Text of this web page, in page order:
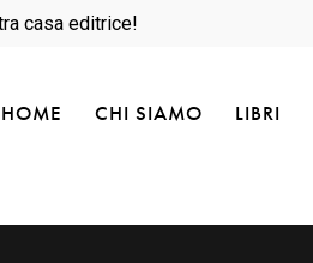
casa editrice!
HOME CHI SIAMO LIBRI